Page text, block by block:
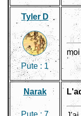
Tyler D
Pute : 1
Narak
Pute : 7